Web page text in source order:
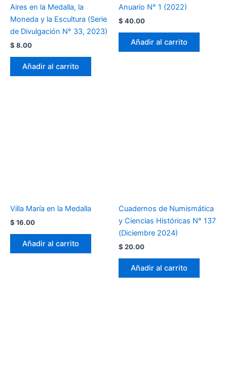
Aires en la Medalla, la
Moneda y la Escultura (Serie
de Divulgación N° 33, 2023)
$ 8.00
Añadir al carrito
Anuario N° 1 (2022)
$ 40.00
Añadir al carrito
Villa María en la Medalla
$ 16.00
Añadir al carrito
Cuadernos de Numismática
y Ciencias Históricas N° 137
(Diciembre 2024)
$ 20.00
Añadir al carrito